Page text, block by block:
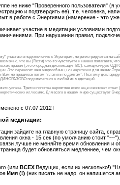
не ниже "Проверенного пользователя" (я
и подтвердить ее), т.е. человека,
в работе с Энергиями (намерение - это
участие в медитации условиями
При нарушении правил,
участию и подключению к Эгрегорам, не регистрируются на
что вы (Гости) что-то чувствуете и наивно полагаете, что
правил (это очередная диспенсация ВС), санкционирую
перекосит наш энергообмен, но некритично для наших
Вам не пришлось потом "платить по долгам". Поэтому
подключиться к любой из медитаций.
успеха. Третья попытка вероятнее всего еще и вызовет
иллюзиях. Для всего в нашем мире существует
с 07.07.2012 !
медитации:
зайдите на главную страницу сайта,
окна - 15 сек (по умолчанию стоит "---
лучше не меняйте время обновления и
будет обновляться медленнее, чем
(или ВСЕХ Ведущих, если их несколько!)
Имя (!) (ник писать не надо, он напишется